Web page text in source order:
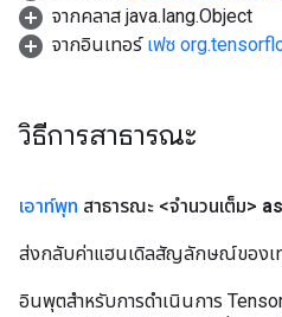
จากคลาส java.lang.Object
จากอินเทอร์ เฟซ
วิธีการสาธารณะ
เอาท์พุท สาธารณะ <จำนวนเต็ม> as
ส่งกลับค่าแฮนเดิลสัญลักษณ์ของเ
อินพุตสำหรับการดำเนินการ